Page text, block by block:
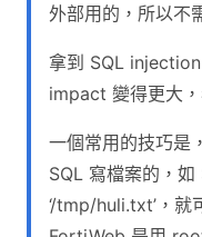
外部用的，所以不
拿到 SQL
impact 變得更大，
一個常用的技巧是
SQL 寫檔案的，如
‘/tmp/huli.txt’，就